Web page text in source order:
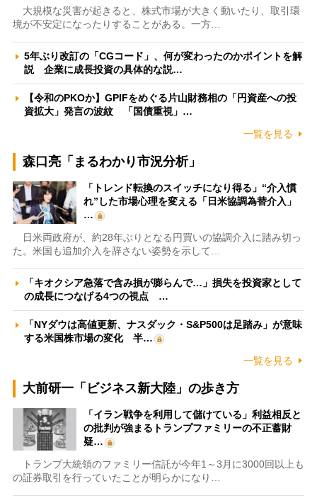
大規模な災害が起きると、株式市場が大きく動いたり、取引環
境が不安定になったりすることがある。一方…
5年ぶり改訂の「CGコード」、何が変わったのかポイントを解
説 企業に成長投資の具体的な説…
【令和のPKOか】GPIFをめぐる片山財務相の「円資産への投
資拡大」発言の波紋 「国債重視」…
一覧を見る
森口亮「まるわかり市況分析」
「トレンド転換のスイッチになり得る」“介入慣
れ”した市場心理を変える「日米協調為替介入」
…
日米両政府が、約28年ぶりとなる円買いの協調介入に踏み切っ
た。米国も追加介入を辞さない姿勢を示して…
「キオクシア急落で含み損が膨らんで…」損失を投資家として
の成長につなげる4つの視点 …
「NYダウは高値更新、ナスダック・S&P500は足踏み」が意味
する米国株市場の変化 半…
一覧を見る
大前研一「ビジネス新大陸」の歩き方
「イラン戦争を利用して儲けている」利益相反と
の批判が強まるトランプファミリーの不正蓄財
疑…
トランプ大統領のファミリー信託が今年1～3月に3000回以上も
の証券取引を行っていたことが明らかになり…